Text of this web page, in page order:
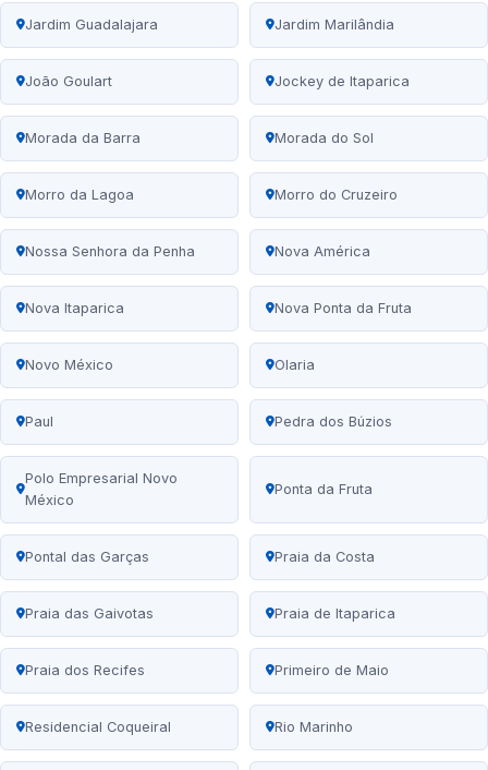
Jardim Guadalajara Jardim Marilândia
João Goulart Jockey de Itaparica
Morada da Barra Morada do Sol
Morro da Lagoa Morro do Cruzeiro
Nossa Senhora da Penha Nova América
Nova Itaparica Nova Ponta da Fruta
Novo México Olaria
Paul Pedra dos Búzios
Polo Empresarial Novo
México
Ponta da Fruta
Pontal das Garças Praia da Costa
Praia das Gaivotas Praia de Itaparica
Praia dos Recifes Primeiro de Maio
Residencial Coqueiral Rio Marinho